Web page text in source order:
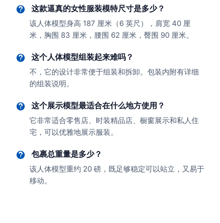
这款逼真的女性服装模特尺寸是多少？
该人体模型身高 187 厘米（6 英尺），肩宽 40 厘
米，胸围 83 厘米，腰围 62 厘米，臀围 90 厘米。
这个人体模型组装起来难吗？
不，它的设计非常便于组装和拆卸。包装内附有详细
的组装说明。
这个展示模型最适合在什么地方使用？
它非常适合零售店、时装精品店、橱窗展示和私人住
宅，可以优雅地展示服装。
包裹总重量是多少？
该人体模型重约 20 磅，既足够稳定可以站立，又易于
移动。